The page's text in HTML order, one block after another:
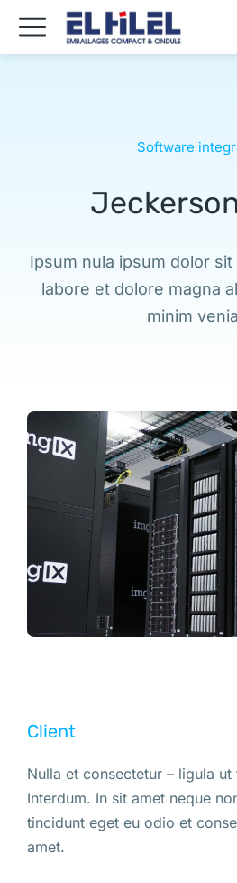
Software
Ipsum nula ipsum dolor
labore et dolore magna
minim
Client
Nulla et consectetur – ligula
Interdum. In sit amet neque
tincidunt eget eu odio et
amet.